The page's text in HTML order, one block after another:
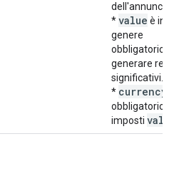
dell'annuncio.
*value è in
genere
obbligatorio
generare
significativi.
* currency
obbligatorio
imposti